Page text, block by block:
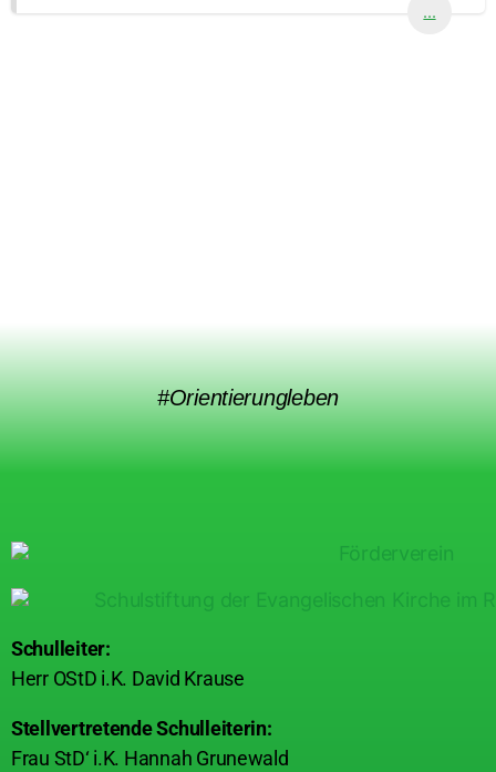
...
#Orientierungleben
Schulleiter:
Herr OStD i.K. David Krause
Stellvertretende Schulleiterin:
Frau StD‘ i.K. Hannah Grunewald